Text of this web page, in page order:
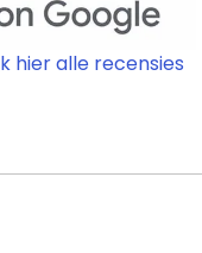
hier alle recensies